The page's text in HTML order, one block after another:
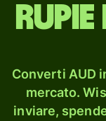
Converti AUD
mercato.
inviare,